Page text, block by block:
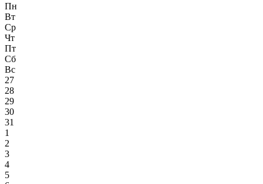
Пн
Вт
Ср
Чт
Пт
Сб
Вс
27
28
29
30
31
1
2
3
4
5